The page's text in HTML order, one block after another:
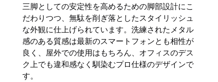
三脚としての安定性を高めるための脚部設計にこ
だわりつつ、無駄を削ぎ落としたスタイリッシュ
な外観に仕上げられています。洗練されたメタル
感のある質感は最新のスマートフォンとも相性が
良く、屋外での使用はもちろん、オフィスのデス
ク上でも違和感なく馴染むプロ仕様のデザインで
す。